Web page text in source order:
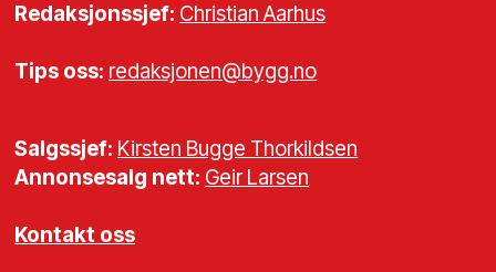
Redaksjonssjef: Christian Aarhus
Tips oss: redaksjonen@bygg.no
Salgssjef: Kirsten Bugge Thorkildsen
Annonsesalg nett: Geir Larsen
Kontakt oss